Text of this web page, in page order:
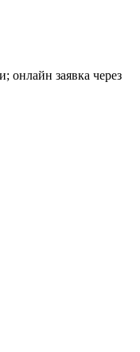
онлайн заявка через